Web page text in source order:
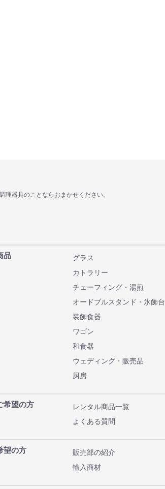
器具のことならおまかせください。
品 グラス
カトラリー
チェーフィング・湯煎
オードブルスタンド・氷飾台
装飾食器
ワゴン
和食器
ウェディング・販売品
厨房
希望の方 レンタル商品一覧
よくある質問
望の方 販売部の紹介
輸入商材